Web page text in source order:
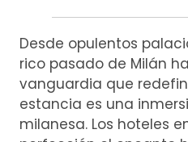
Desde opulentos
rico pasado de Milán
vanguardia que
estancia es una
milanesa. Los hoteles